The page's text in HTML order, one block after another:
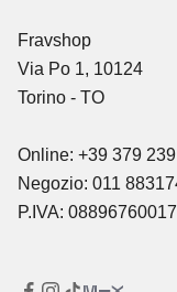
Fravshop
Via Po 1, 10124
Torino - TO
Online: +39 379
Negozio: 011
P.IVA: 08896760017